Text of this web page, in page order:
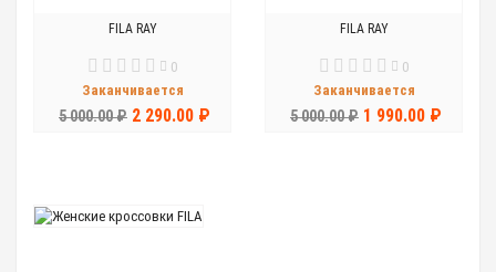
FILA RAY
0
Заканчивается
5 000.00 ₽ 2 290.00 ₽
FILA RAY
0
Заканчивается
5 000.00 ₽ 1 990.00 ₽